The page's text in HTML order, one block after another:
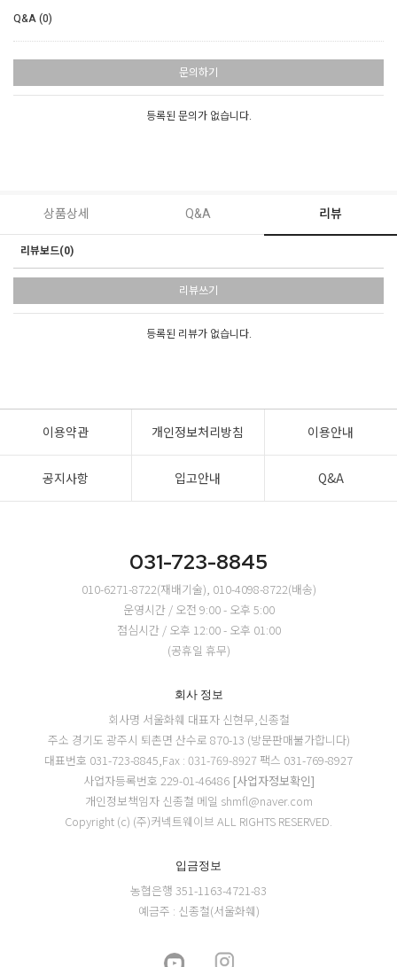
Q&A (0)
문의하기
등록된 문의가 없습니다.
상품상세 Q&A 리뷰
리뷰보드(0)
리뷰쓰기
등록된 리뷰가 없습니다.
이용약관 개인정보처리방침 이용안내
공지사항 입고안내 Q&A
031-723-8845
010-6271-8722(재배기술), 010-4098-8722(배송)
운영시간 / 오전 9:00 - 오후 5:00
점심시간 / 오후 12:00 - 오후 01:00
(공휴일 휴무)
회사 정보
회사명 서울화훼 대표자 신현무,신종철
주소 경기도 광주시 퇴촌면 산수로 870-13 (방문판매불가합니다)
대표번호 031-723-8845,Fax : 031-769-8927 팩스 031-769-8927
사업자등록번호 229-01-46486 [사업자정보확인]
개인정보책임자 신종철 메일 shmfl@naver.com
Copyright (c) (주)커넥트웨이브 ALL RIGHTS RESERVED.
입금정보
농협은행 351-1163-4721-83
예금주 : 신종철(서울화훼)